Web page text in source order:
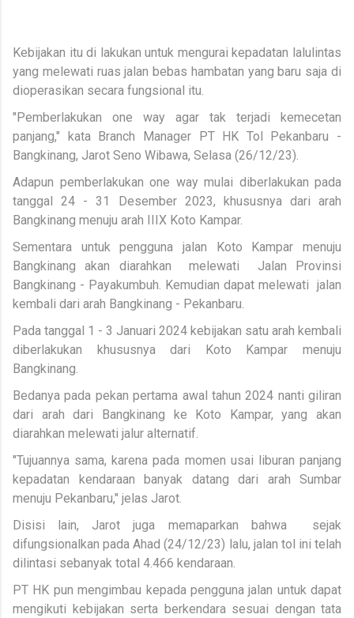
Kebijakan itu di lakukan untuk mengurai kepadatan lalulintas
yang melewati ruas jalan bebas hambatan yang baru saja di
dioperasikan secara fungsional itu.
"Pemberlakukan one way agar tak terjadi kemecetan
panjang," kata Branch Manager PT HK Tol Pekanbaru -
Bangkinang, Jarot Seno Wibawa, Selasa (26/12/23).
Adapun pemberlakukan one way mulai diberlakukan pada
tanggal 24 - 31 Desember 2023, khususnya dari arah
Bangkinang menuju arah IIIX Koto Kampar.
Sementara untuk pengguna jalan Koto Kampar menuju
Bangkinang akan diarahkan melewati Jalan Provinsi
Bangkinang - Payakumbuh. Kemudian dapat melewati jalan
kembali dari arah Bangkinang - Pekanbaru.
Pada tanggal 1 - 3 Januari 2024 kebijakan satu arah kembali
diberlakukan khususnya dari Koto Kampar menuju
Bangkinang.
Bedanya pada pekan pertama awal tahun 2024 nanti giliran
dari arah dari Bangkinang ke Koto Kampar, yang akan
diarahkan melewati jalur alternatif.
"Tujuannya sama, karena pada momen usai liburan panjang
kepadatan kendaraan banyak datang dari arah Sumbar
menuju Pekanbaru," jelas Jarot.
Disisi lain, Jarot juga memaparkan bahwa sejak
difungsionalkan pada Ahad (24/12/23) lalu, jalan tol ini telah
dilintasi sebanyak total 4.466 kendaraan.
PT HK pun mengimbau kepada pengguna jalan untuk dapat
mengikuti kebijakan serta berkendara sesuai dengan tata